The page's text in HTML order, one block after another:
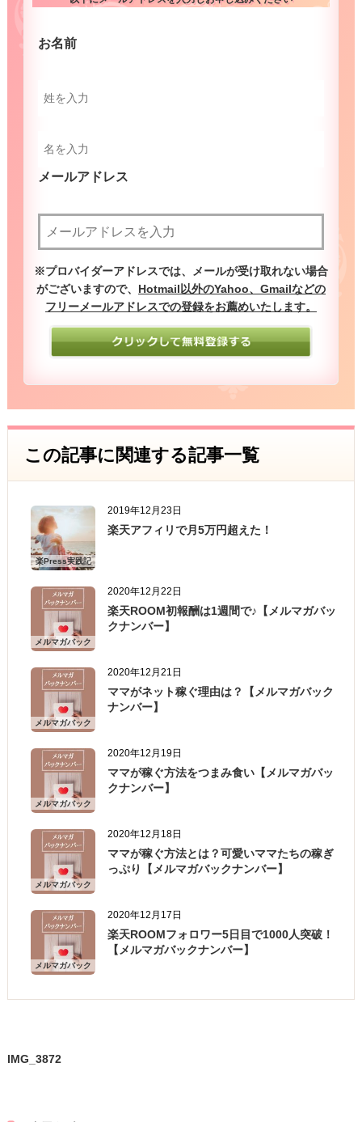
お名前
メールアドレス
※プロバイダーアドレスでは、メールが受け取れない場合
がございますので、 Hotmail以外のYahoo、Gmailなどの
フリーメールアドレスでの登録をお薦めいたします。
この記事に関連する記事一覧
楽Press実践記
2019年12月23日
楽天アフィリで月5万円超えた！
メルマガバック
ナンバー
2020年12月22日
楽天ROOM初報酬は1週間で♪【メルマガバッ
クナンバー】
メルマガバック
ナンバー
2020年12月21日
ママがネット稼ぐ理由は？【メルマガバック
ナンバー】
メルマガバック
ナンバー
2020年12月19日
ママが稼ぐ方法をつまみ食い【メルマガバッ
クナンバー】
メルマガバック
ナンバー
2020年12月18日
ママが稼ぐ方法とは？可愛いママたちの稼ぎ
っぷり【メルマガバックナンバー】
メルマガバック
ナンバー
2020年12月17日
楽天ROOMフォロワー5日目で1000人突破！
【メルマガバックナンバー】
IMG_3872